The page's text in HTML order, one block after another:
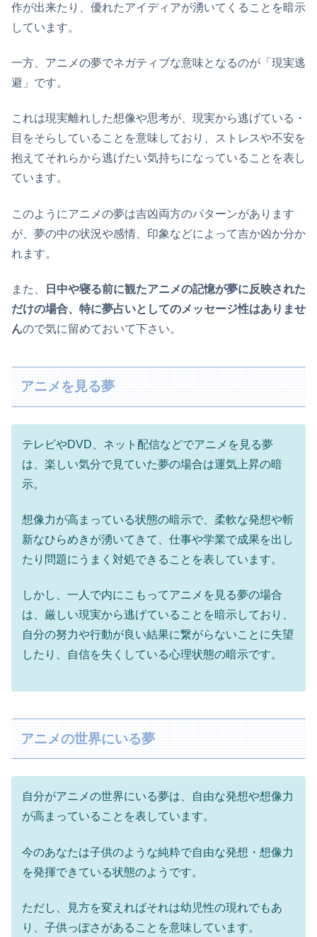
作が出来たり、優れたアイディアが湧いてくることを暗示
しています。
一方、アニメの夢でネガティブな意味となるのが「現実逃
避」です。
これは現実離れした想像や思考が、現実から逃げている・
目をそらしていることを意味しており、ストレスや不安を
抱えてそれらから逃げたい気持ちになっていることを表し
ています。
このようにアニメの夢は吉凶両方のパターンがあります
が、夢の中の状況や感情、印象などによって吉か凶か分か
れます。
また、
日中や寝る前に観たアニメの記憶が夢に反映された
だけの場合、特に夢占いとしてのメッセージ性はありませ
んので気に留めておいて下さい。
アニメを見る夢
テレビやDVD、ネット配信などでアニメを見る夢
は、楽しい気分で見ていた夢の場合は運気上昇の暗
示。
想像力が高まっている状態の暗示で、柔軟な発想や斬
新なひらめきが湧いてきて、仕事や学業で成果を出し
たり問題にうまく対処できることを表しています。
しかし、一人で内にこもってアニメを見る夢の場合
は、厳しい現実から逃げていることを暗示しており、
自分の努力や行動が良い結果に繋がらないことに失望
したり、自信を失くしている心理状態の暗示です。
アニメの世界にいる夢
自分がアニメの世界にいる夢は、自由な発想や想像力
が高まっていることを表しています。
今のあなたは子供のような純粋で自由な発想・想像力
を発揮できている状態のようです。
ただし、見方を変えればそれは幼児性の現れでもあ
り、子供っぽさがあることを意味しています。